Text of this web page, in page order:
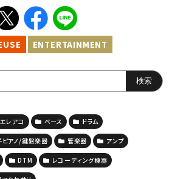
ENTERTAINMENT
レアコ ベース ドラム
ピアノ/鍵盤楽器 管楽器 アンプ
DTM レコーディング機器